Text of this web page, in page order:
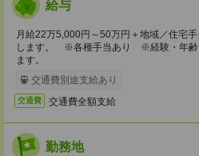
給与
月給22万5,000円～50万円＋地域／住宅
します。 ※各種手当あり ※経験・年齢
ます。
交通費別途支給あり
交通費 交通費全額支給
勤務地